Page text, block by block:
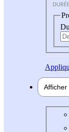
Afficher